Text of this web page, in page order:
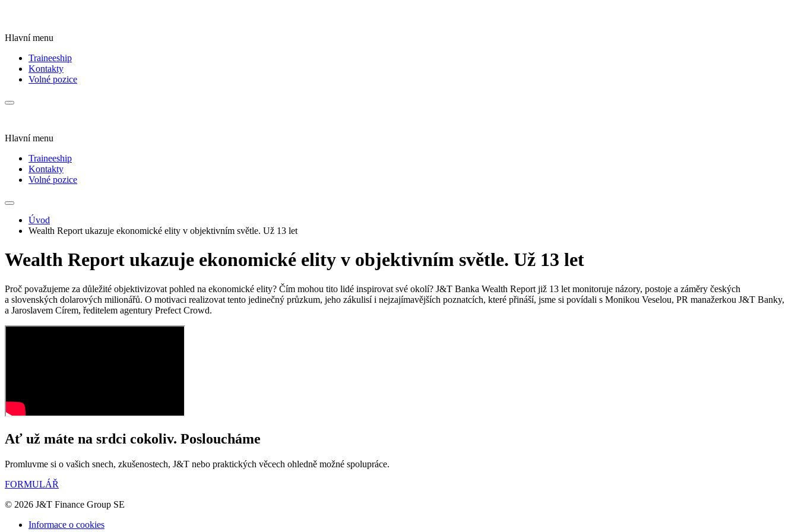
Hlavní menu
Traineeship
Kontakty
Volné pozice
Hlavní menu
Traineeship
Kontakty
Volné pozice
Úvod
Wealth Report ukazuje ekonomické elity v objektivním světle. Už 13 let
Wealth Report ukazuje ekonomické elity v objektivním světle. Už 13 let
Proč považujeme za důležité objektivizovat pohled na ekonomické elity? Čím mohou tito lidé inspirovat své okolí? J&T Banka Wealth Report již 13 let monitoruje názory, postoje a záměry českých
a slovenských dolarových milionářů. O motivaci realizovat tento jedinečný průzkum, jeho zákulisí i nejzajímavějších poznatcích, které přináší, jsme si povídali s Monikou Veselou, PR manažerkou J&T Banky,
a Jaroslavem Círem, ředitelem agentury Prefect Crowd.
Ať už máte na srdci cokoliv. Posloucháme
Promluvme si o vašich snech, zkušenostech, J&T nebo praktických věcech ohledně možné spolupráce.
FORMULÁŘ
© 2026 J&T Finance Group SE
Informace o cookies